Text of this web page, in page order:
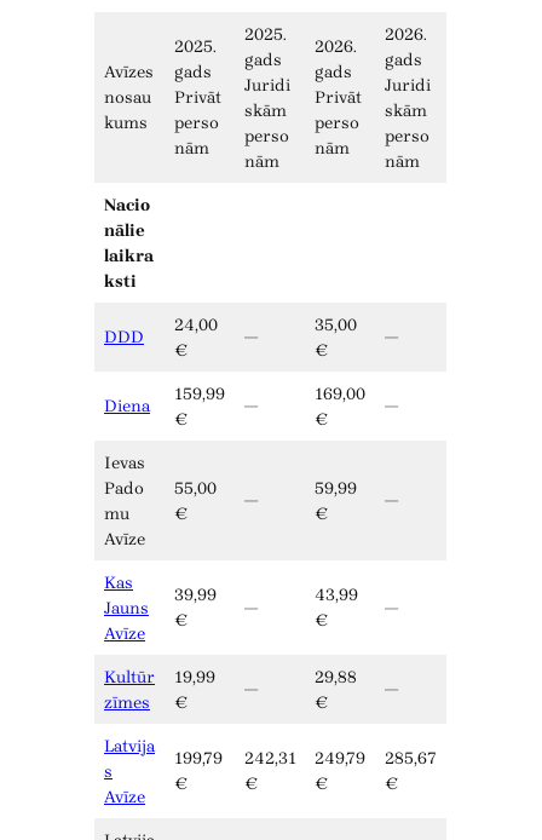
Avīzes
nosau
kums
2025.
gads
Privāt
perso
nām
2025.
gads
Juridi
skām
perso
nām
2026.
gads
Privāt
perso
nām
2026.
gads
Juridi
skām
perso
nām
Nacio
nālie
laikra
ksti
DDD
24,00
€
—
35,00
€
—
Diena
159,99
€
—
169,00
€
—
Ievas
Pado
mu
Avīze
55,00
€
—
59,99
€
—
Kas
Jauns
Avīze
39,99
€
—
43,99
€
—
Kultūr
zīmes
19,99
€
—
29,88
€
—
Latvija
s
Avīze
199,79
€
242,31
€
249,79
€
285,67
€